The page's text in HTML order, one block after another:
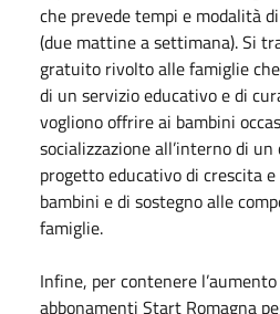
che prevede tempi e modalità
(due mattine a settimana). Si
gratuito rivolto alle famiglie
di un servizio educativo e di
vogliono offrire ai bambini
socializzazione all’interno di
progetto educativo di crescita
bambini e di sostegno alle
famiglie.
Infine, per contenere
abbonamenti Start Romagna